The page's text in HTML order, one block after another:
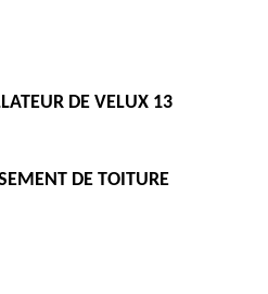
DE VELUX 13
DE TOITURE